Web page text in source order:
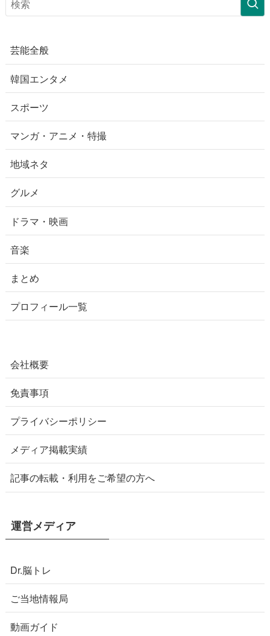
芸能全般
韓国エンタメ
スポーツ
マンガ・アニメ・特撮
地域ネタ
グルメ
ドラマ・映画
音楽
まとめ
プロフィール一覧
会社概要
免責事項
プライバシーポリシー
メディア掲載実績
記事の転載・利用をご希望の方へ
運営メディア
Dr.脳トレ
ご当地情報局
動画ガイド